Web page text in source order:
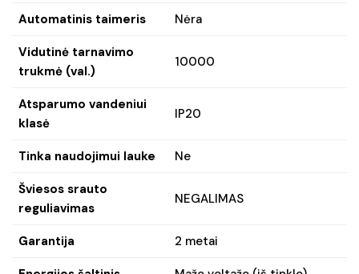
Automatinis taimeris Nėra
Vidutinė tarnavimo
trukmė (val.)
10000
Atsparumo vandeniui
klasė
IP20
Tinka naudojimui lauke Ne
Šviesos srauto
reguliavimas
NEGALIMAS
Garantija 2 metai